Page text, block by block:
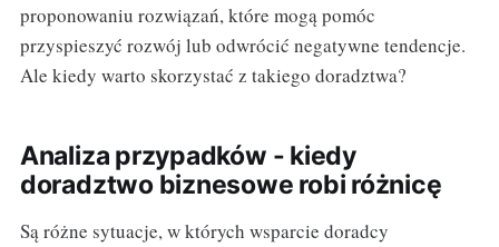
proponowaniu rozwiązań, które mogą pomóc
przyspieszyć rozwój lub odwrócić negatywne tendencje.
Ale kiedy warto skorzystać z takiego doradztwa?
Analiza przypadków - kiedy
doradztwo biznesowe robi różnicę
Są różne sytuacje, w których wsparcie doradcy